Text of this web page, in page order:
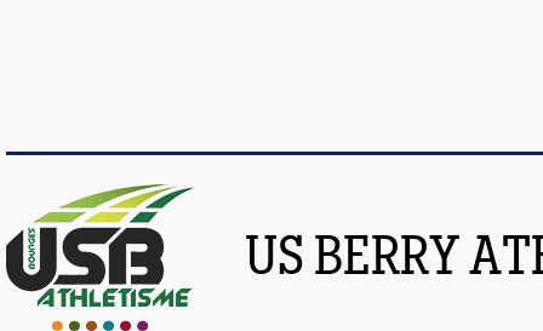
US BERRY